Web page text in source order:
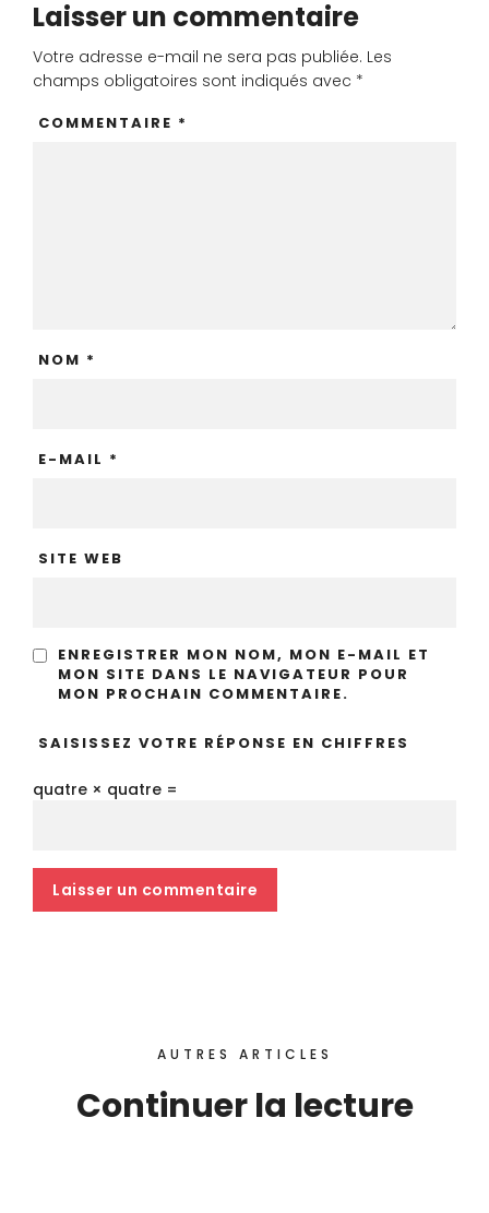
Laisser un commentaire
Votre adresse e-mail ne sera pas publiée. Les
champs obligatoires sont indiqués avec *
COMMENTAIRE *
NOM *
E-MAIL *
SITE WEB
ENREGISTRER MON NOM, MON E-MAIL ET
MON SITE DANS LE NAVIGATEUR POUR
MON PROCHAIN COMMENTAIRE.
SAISISSEZ VOTRE RÉPONSE EN CHIFFRES
quatre × quatre =
AUTRES ARTICLES
Continuer la lecture